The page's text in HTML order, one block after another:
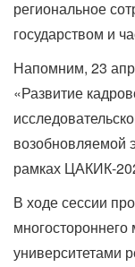
региональное
государством и
Напомним, 23
«Развитие
возобновляемой
рамках ЦАКИК-
В ходе сессии
университетами